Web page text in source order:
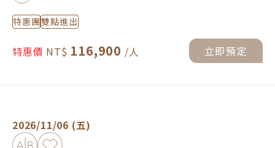
特惠團雙點進出
特惠價 116,900 立即預定
2026/11/06 (五)
加入比較加入最愛